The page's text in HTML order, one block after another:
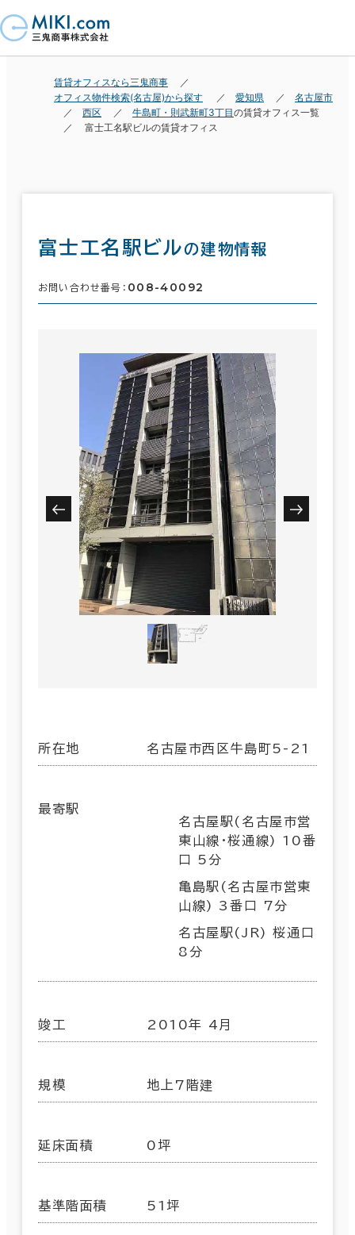
賃貸オフィスなら三鬼商事
オフィス物件検索(名古屋)から探す
愛知県
名古屋市
西区
牛島町・則武新町3丁目の賃貸オフィス一覧
富士工名駅ビルの賃貸オフィス
富士工名駅ビルの建物情報
お問い合わせ番号： 008-40092
所在地 名古屋市西区牛島町5-21
最寄駅
名古屋駅(名古屋市営
東山線･桜通線) 10番
口 5分
亀島駅(名古屋市営東
山線) 3番口 7分
名古屋駅(JR) 桜通口
8分
竣工 2010年 4月
規模 地上7階建
延床面積 0坪
基準階面積 51坪